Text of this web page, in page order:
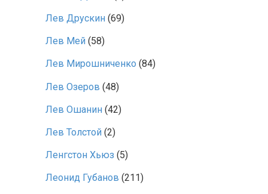
Лев Друскин (69)
Лев Мей (58)
Лев Мирошниченко (84)
Лев Озеров (48)
Лев Ошанин (42)
Лев Толстой (2)
Ленгстон Хьюз (5)
Леонид Губанов (211)